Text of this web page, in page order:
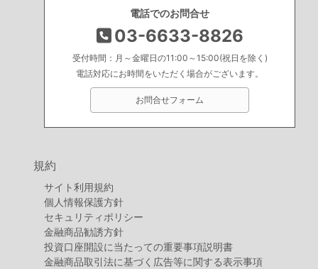
電話でのお問合せ
03-6633-8826
受付時間：月～金曜日の11:00～15:00(祝日を除く)
電話対応にお時間をいただく場合がございます。
お問合せフォーム
規約
サイト利用規約
個人情報保護方針
セキュリティポリシー
金融商品勧誘方針
投資口座開設に当たっての重要事項説明書
金融商品取引法に基づく広告等に関する表示事項